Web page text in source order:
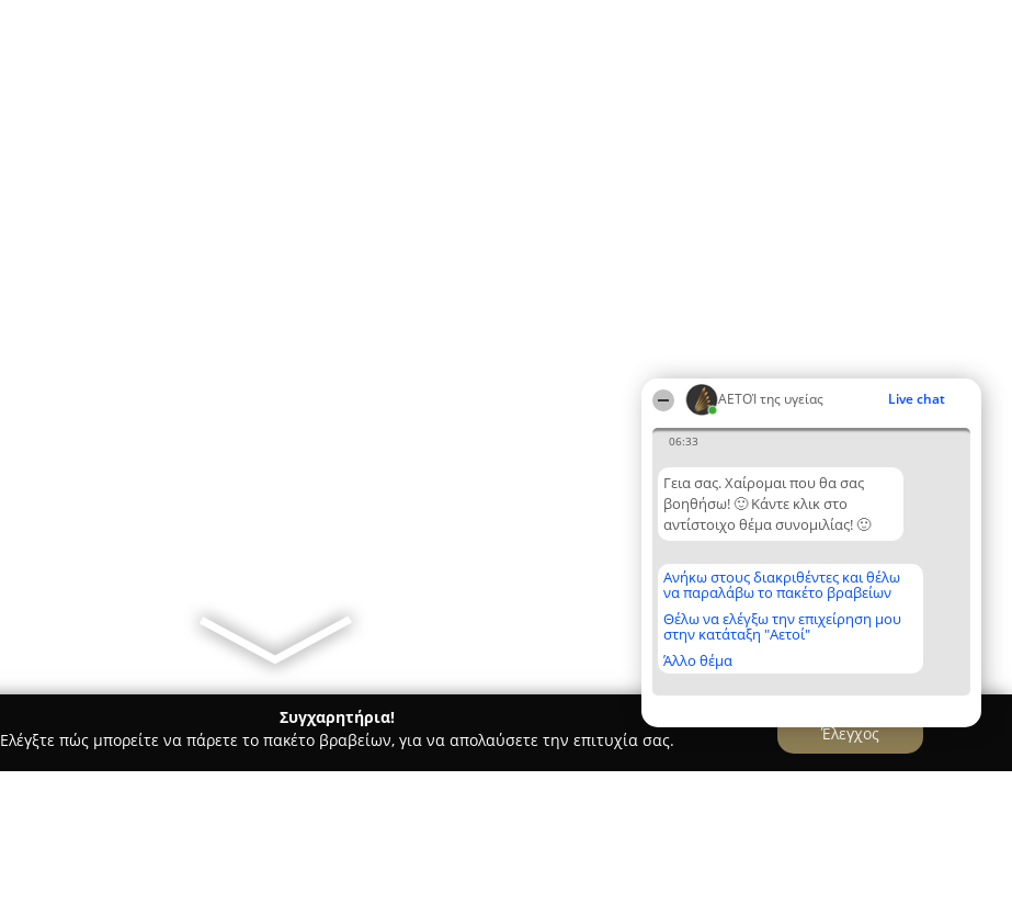
ΑΕΤΟΊ της υγείας Live chat
06:33
Γεια σας. Χαίρομαι που θα σας
βοηθήσω! 🙂 Κάντε κλικ στο
αντίστοιχο θέμα συνομιλίας! 🙂
Ανήκω στους διακριθέντες και θέλω
να παραλάβω το πακέτο βραβείων
Θέλω να ελέγξω την επιχείρηση μου
στην κατάταξη "Αετοί"
Άλλο θέμα
Συγχαρητήρια!
Ελέγξτε πώς μπορείτε να πάρετε το πακέτο βραβείων, για να απολαύσετε την επιτυχία σας.
Έλεγχος